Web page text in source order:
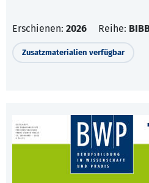
Erschienen: 2026 Reihe:
Zusatzmaterialien verfügbar